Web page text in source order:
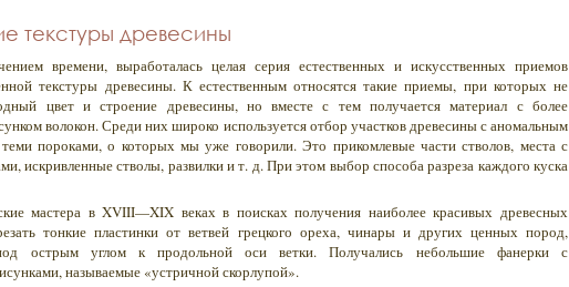
текстуры древесины
времени, выработалась целая серия естественных и искусственных приемов
текстуры древесины. К естественным относятся такие приемы, при которых не
цвет и строение древесины, но вместе с тем получается материал с более
волокон. Среди них широко используется отбор участков древесины с аномальным
пороками, о которых мы уже говорили. Это прикомлевые части стволов, места с
искривленные стволы, развилки и т. д. При этом выбор способа разреза каждого куска
мастера в XVIII—XIX веках в поисках получения наиболее красивых древесных
тонкие пластинки от ветвей грецкого ореха, чинары и других ценных пород,
острым углом к продольной оси ветки. Получались небольшие фанерки с
называемые «устричной скорлупой».